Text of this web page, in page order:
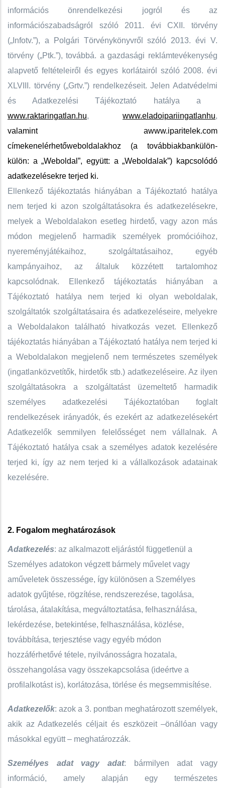
információs önrendelkezési jogról és az
információszabadságról szóló 2011. évi CXII. törvény
(„Infotv.”), a Polgári Törvénykönyvről szóló 2013. évi V.
törvény („Ptk.”), továbbá. a gazdasági reklámtevékenység
alapvető feltételeiről és egyes korlátairól szóló 2008. évi
XLVIII. törvény („Grtv.”) rendelkezéseit. Jelen Adatvédelmi
és Adatkezelési Tájékoztató hatálya a
www.raktaringatlan.hu, www.eladoipariingatlanhu,
valamint awww.iparitelek.com
címekenelérhetőweboldalakhoz (a továbbiakbankülön-
külön: a „Weboldal”, együtt: a „Weboldalak”) kapcsolódó
adatkezelésekre terjed ki.
Ellenkező tájékoztatás hiányában a Tájékoztató hatálya
nem terjed ki azon szolgáltatásokra és adatkezelésekre,
melyek a Weboldalakon esetleg hirdető, vagy azon más
módon megjelenő harmadik személyek promócióihoz,
nyereményjátékaihoz, szolgáltatásaihoz, egyéb
kampányaihoz, az általuk közzétett tartalomhoz
kapcsolódnak. Ellenkező tájékoztatás hiányában a
Tájékoztató hatálya nem terjed ki olyan weboldalak,
szolgáltatók szolgáltatásaira és adatkezeléseire, melyekre
a Weboldalakon található hivatkozás vezet. Ellenkező
tájékoztatás hiányában a Tájékoztató hatálya nem terjed ki
a Weboldalakon megjelenő nem természetes személyek
(ingatlanközvetítők, hirdetők stb.) adatkezeléseire. Az ilyen
szolgáltatásokra a szolgáltatást üzemeltető harmadik
személyes adatkezelési Tájékoztatóban foglalt
rendelkezések irányadók, és ezekért az adatkezelésekért
Adatkezelők semmilyen felelősséget nem vállalnak. A
Tájékoztató hatálya csak a személyes adatok kezelésére
terjed ki, így az nem terjed ki a vállalkozások adatainak
kezelésére.
2. Fogalom meghatározások
Adatkezelés: az alkalmazott eljárástól függetlenül a
Személyes adatokon végzett bármely művelet vagy
aműveletek összessége, így különösen a Személyes
adatok gyűjtése, rögzítése, rendszerezése, tagolása,
tárolása, átalakítása, megváltoztatása, felhasználása,
lekérdezése, betekintése, felhasználása, közlése,
továbbítása, terjesztése vagy egyéb módon
hozzáférhetővé tétele, nyilvánosságra hozatala,
összehangolása vagy összekapcsolása (ideértve a
profilalkotást is), korlátozása, törlése és megsemmisítése.
Adatkezelők: azok a 3. pontban meghatározott személyek,
akik az Adatkezelés céljait és eszközeit –önállóan vagy
másokkal együtt – meghatározzák.
Személyes adat vagy adat: bármilyen adat vagy
információ, amely alapján egy természetes